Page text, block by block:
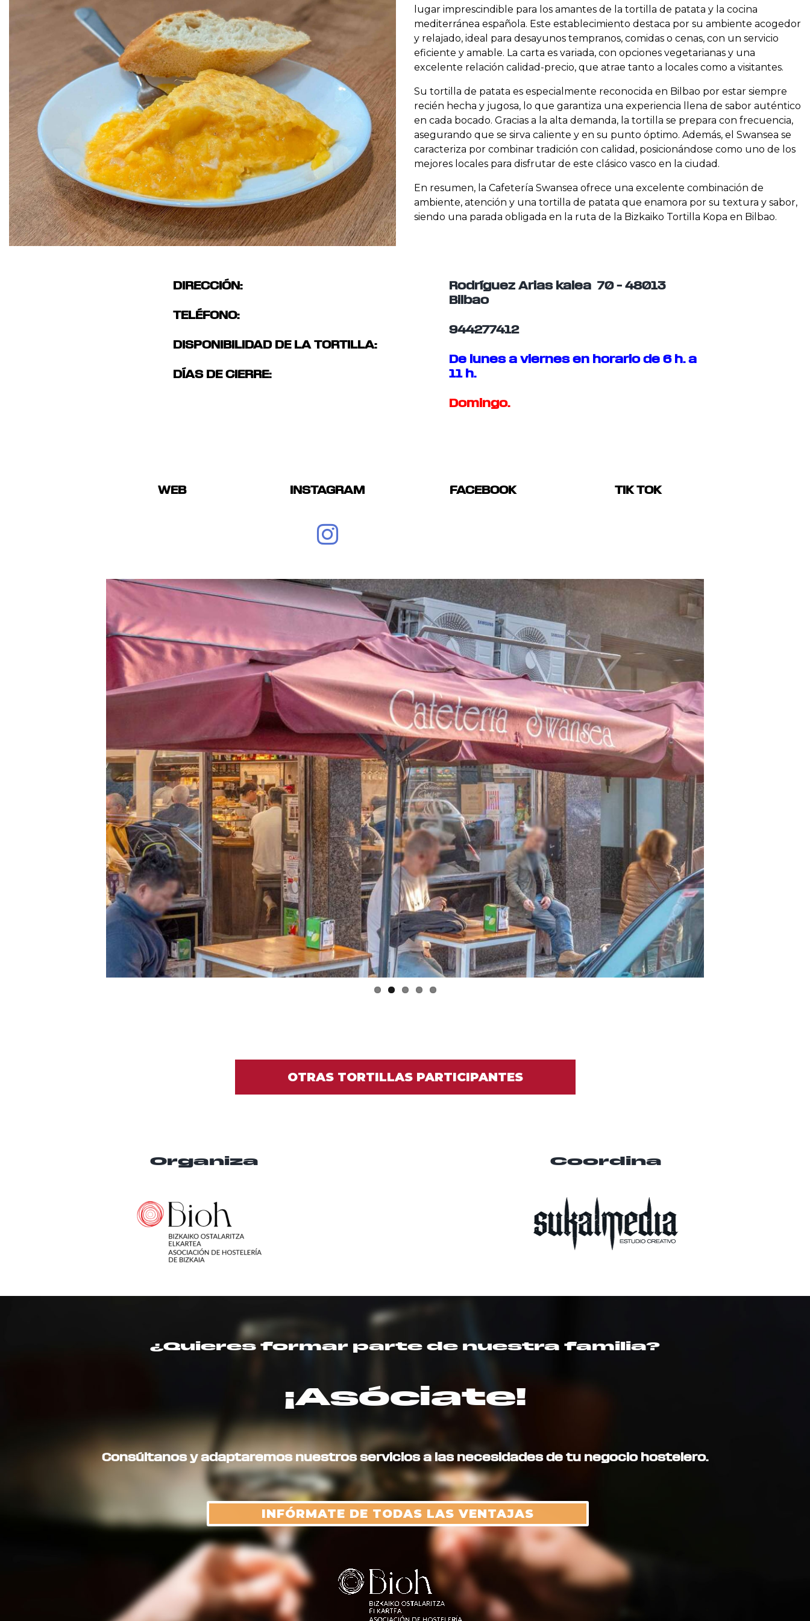
lugar imprescindible para los amantes de la tortilla de patata y la cocina
mediterránea española. Este establecimiento destaca por su ambiente acogedor
y relajado, ideal para desayunos tempranos, comidas o cenas, con un servicio
eficiente y amable. La carta es variada, con opciones vegetarianas y una
excelente relación calidad-precio, que atrae tanto a locales como a visitantes.
Su tortilla de patata es especialmente reconocida en Bilbao por estar siempre
recién hecha y jugosa, lo que garantiza una experiencia llena de sabor auténtico
en cada bocado. Gracias a la alta demanda, la tortilla se prepara con frecuencia,
asegurando que se sirva caliente y en su punto óptimo. Además, el Swansea se
caracteriza por combinar tradición con calidad, posicionándose como uno de los
mejores locales para disfrutar de este clásico vasco en la ciudad.
En resumen, la Cafetería Swansea ofrece una excelente combinación de
ambiente, atención y una tortilla de patata que enamora por su textura y sabor,
siendo una parada obligada en la ruta de la Bizkaiko Tortilla Kopa en Bilbao.
DIRECCIÓN:
TELÉFONO:
DISPONIBILIDAD DE LA TORTILLA:
DÍAS DE CIERRE:
Rodríguez Arias kalea 70 – 48013
Bilbao
944277412
De lunes a viernes en horario de 6 h. a
11 h.
Domingo.
WEB INSTAGRAM FACEBOOK TIK TOK
OTRAS TORTILLAS PARTICIPANTES
Organiza Coordina
¿Quieres formar parte de nuestra familia?
¡Asóciate!
Consúltanos y adaptaremos nuestros servicios a las necesidades de tu negocio hostelero.
INFÓRMATE DE TODAS LAS VENTAJAS